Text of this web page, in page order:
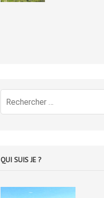
Recherche
pour
QUI SUIS JE ?